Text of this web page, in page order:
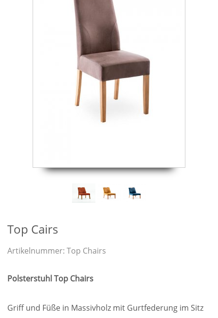
Top Cairs
Artikelnummer: Top Chairs
Polsterstuhl Top Chairs
Griff und Füße in Massivholz mit Gurtfederung im Sitz